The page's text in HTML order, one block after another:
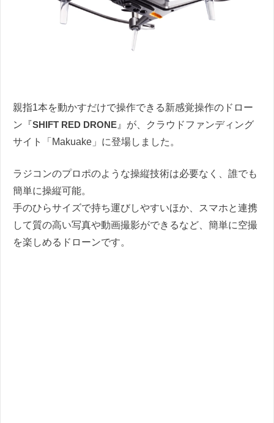
親指1本を動かすだけで操作できる新感覚操作のドロー
ン『SHIFT RED DRONE 』が、クラウドファンディング
サイト「Makuake」に登場しました。
ラジコンのプロポのような操縦技術は必要なく、誰でも
簡単に操縦可能。
手のひらサイズで持ち運びしやすいほか、スマホと連携
して質の高い写真や動画撮影ができるなど、簡単に空撮
を楽しめるドローンです。